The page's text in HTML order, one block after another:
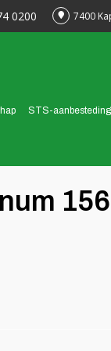
0200 7400
STS-aanbesteding